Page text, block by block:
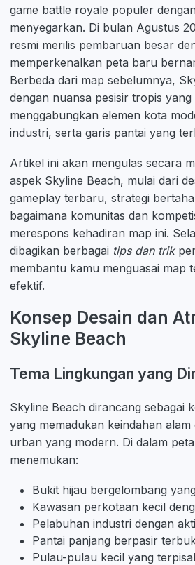
game battle royale populer
menyegarkan. Di bulan Agustus
resmi merilis pembaruan besar
memperkenalkan peta baru
Berbeda dari map sebelumnya,
dengan nuansa pesisir tropis
menggabungkan elemen kota
industri, serta garis pantai yang
Artikel ini akan mengulas secara
aspek Skyline Beach, mulai dari
gameplay terbaru, strategi
bagaimana komunitas dan
merespons kehadiran map ini.
dibagikan berbagai tips dan trik
membantu kamu menguasai map
efektif.
Konsep Desain dan
Skyline Beach
Tema Lingkungan yang
Skyline Beach dirancang sebagai
yang memadukan keindahan alam
urban yang modern. Di dalam
menemukan:
Bukit hijau bergelombang
Kawasan perkotaan kecil
Pelabuhan industri dengan
Pantai panjang berpasir
Pulau-pulau kecil yang